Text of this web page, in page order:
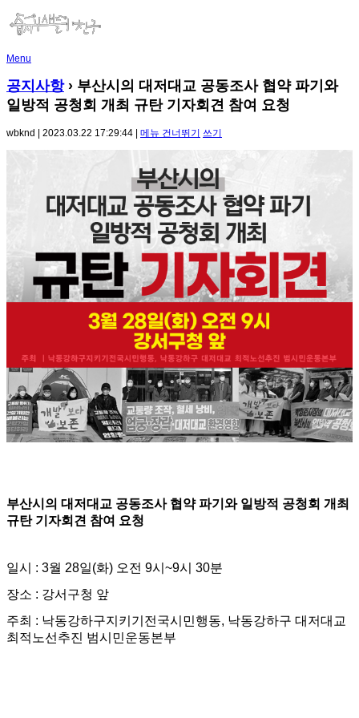
Menu
공지사항› 부산시의 대저대교 공동조사 협약 파기와
일방적 공청회 개최 규탄 기자회견 참여 요청
wbknd | 2023.03.22 17:29:44 | 메뉴 건너뛰기 쓰기
부산시의 대저대교 공동조사 협약 파기와 일방적 공청회 개최
규탄 기자회견 참여 요청
일시 : 3월 28일(화) 오전 9시~9시 30분
장소 : 강서구청 앞
주최 : 낙동강하구지키기전국시민행동, 낙동강하구 대저대교
최적노선추진 범시민운동본부